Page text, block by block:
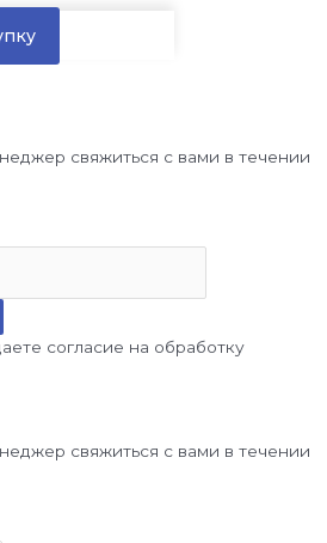
свяжиться с вами в течении
согласие на обработку
свяжиться с вами в течении